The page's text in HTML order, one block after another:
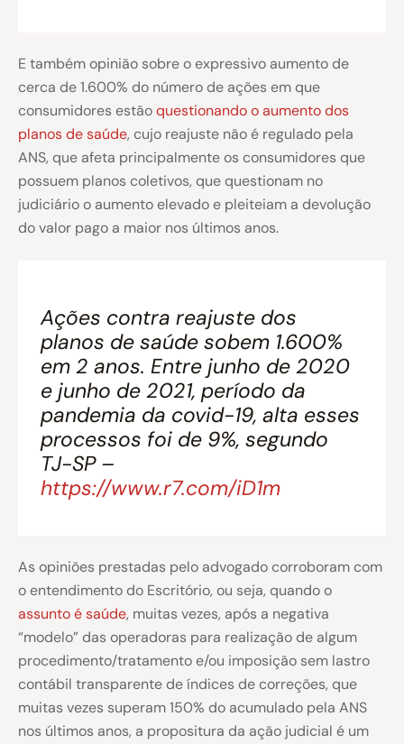
E também opinião sobre o expressivo aumento de
cerca de 1.600% do número de ações em que
consumidores estãoquestionando o aumento dos
planos de saúde, cujo reajuste não é regulado pela
ANS, que afeta principalmente os consumidores que
possuem planos coletivos, que questionam no
judiciário o aumento elevado e pleiteiam a devolução
do valor pago a maior nos últimos anos.
Ações contra reajuste dos
planos de saúde sobem 1.600%
em 2 anos. Entre junho de 2020
e junho de 2021, período da
pandemia da covid-19, alta esses
processos foi de 9%, segundo
TJ-SP –
https://www.r7.com/iD1m
As opiniões prestadas pelo advogado corroboram com
o entendimento do Escritório, ou seja, quando o
assunto é saúde, muitas vezes, após a negativa
“modelo” das operadoras para realização de algum
procedimento/tratamento e/ou imposição sem lastro
contábil transparente de índices de correções, que
muitas vezes superam 150% do acumulado pela ANS
nos últimos anos, a propositura da ação judicial é um